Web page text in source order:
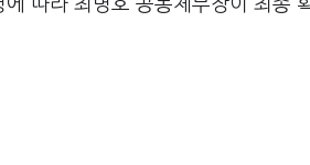
따라 최병호 공동체부장이 최종